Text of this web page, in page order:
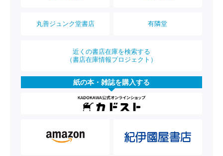
丸善ジュンク堂書店 有隣堂
近くの書店在庫を検索する
（書店在庫情報プロジェクト）
紙の本・雑誌を購入する